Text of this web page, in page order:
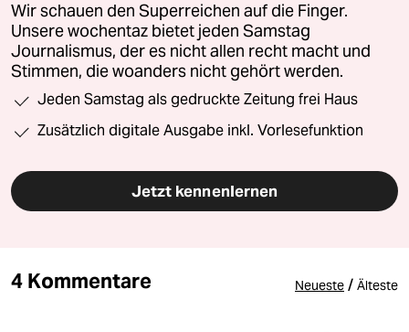
Wir schauen den Superreichen auf die Finger.
Unsere wochentaz bietet jeden Samstag
Journalismus, der es nicht allen recht macht und
Stimmen, die woanders nicht gehört werden.
Jeden Samstag als gedruckte Zeitung frei Haus
Zusätzlich digitale Ausgabe inkl. Vorlesefunktion
Jetzt kennenlernen
4 Kommentare Neueste / Älteste